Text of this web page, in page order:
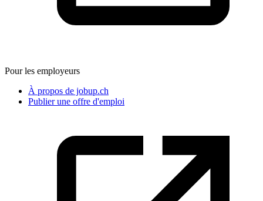
Pour les employeurs
À propos de jobup.ch
Publier une offre d'emploi